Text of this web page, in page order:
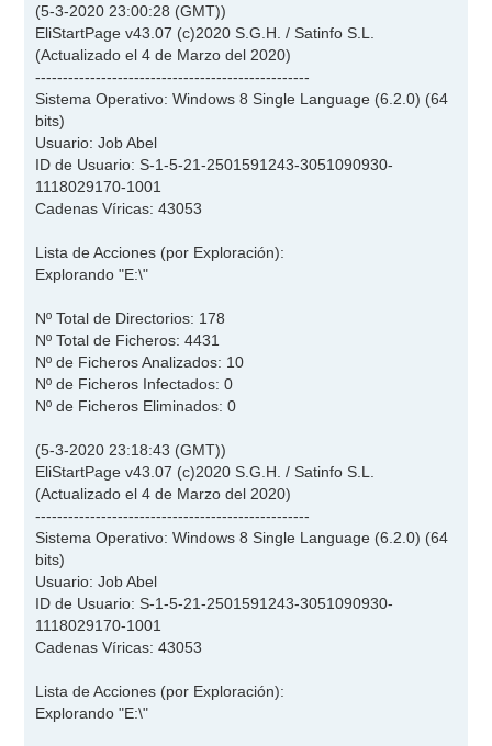
(5-3-2020 23:00:28 (GMT))
EliStartPage v43.07 (c)2020 S.G.H. / Satinfo S.L.
(Actualizado el 4 de Marzo del 2020)
--------------------------------------------------
Sistema Operativo: Windows 8 Single Language (6.2.0) (64
bits)
Usuario: Job Abel
ID de Usuario: S-1-5-21-2501591243-3051090930-
1118029170-1001
Cadenas Víricas: 43053
Lista de Acciones (por Exploración):
Explorando "E:\"
Nº Total de Directorios: 178
Nº Total de Ficheros: 4431
Nº de Ficheros Analizados: 10
Nº de Ficheros Infectados: 0
Nº de Ficheros Eliminados: 0
(5-3-2020 23:18:43 (GMT))
EliStartPage v43.07 (c)2020 S.G.H. / Satinfo S.L.
(Actualizado el 4 de Marzo del 2020)
--------------------------------------------------
Sistema Operativo: Windows 8 Single Language (6.2.0) (64
bits)
Usuario: Job Abel
ID de Usuario: S-1-5-21-2501591243-3051090930-
1118029170-1001
Cadenas Víricas: 43053
Lista de Acciones (por Exploración):
Explorando "E:\"